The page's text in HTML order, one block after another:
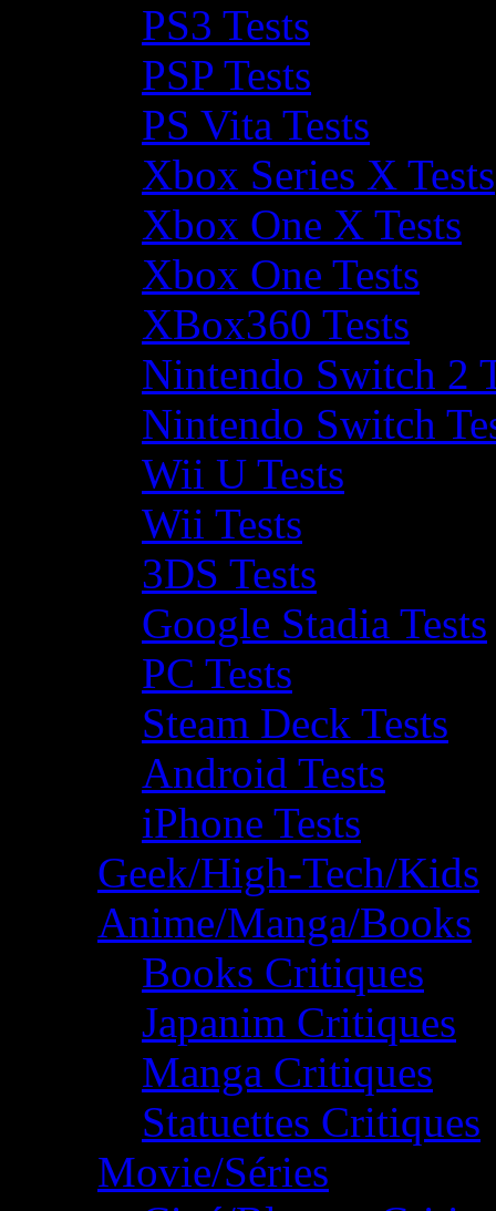
PS3 Tests
PSP Tests
PS Vita Tests
Xbox Series X Tests
Xbox One X Tests
Xbox One Tests
XBox360 Tests
Nintendo Switch 2
Nintendo Switch
Wii U Tests
Wii Tests
3DS Tests
Google Stadia Tests
PC Tests
Steam Deck Tests
Android Tests
iPhone Tests
Geek/High-Tech/Kids
Anime/Manga/Books
Books Critiques
Japanim Critiques
Manga Critiques
Statuettes Critiques
Movie/Séries